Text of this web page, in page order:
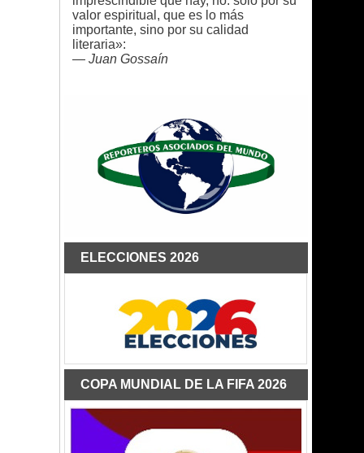
valor espiritual, que es lo más
importante, sino por su calidad
literaria»:
— Juan Gossaín
ELECCIONES 2026
COPA MUNDIAL DE LA FIFA 2026